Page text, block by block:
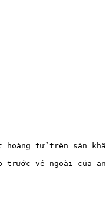
hoàng tử trên sân
trước vẻ ngoài của